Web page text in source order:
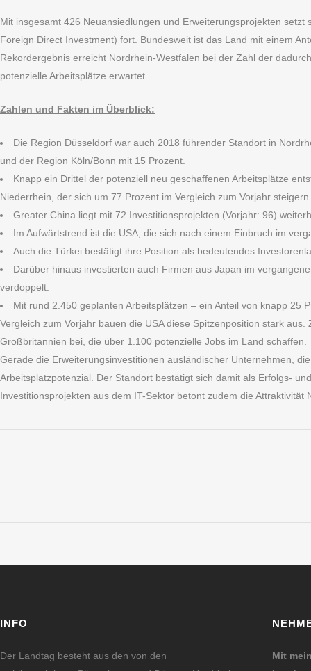
Mit insgesamt 426 Neuansiedlungen und Erweiterungsprojekten
Foreign Direct Investment) fort. Bundesweit ist das Land mit einem
Rekordergebnis erreicht Nordrhein-Westfalen bei der Zahl der
potenzielle Arbeitsplätze erwartet.
Zahlen und Fakten im Überblick:
Die Region Düsseldorf war auch 2018 führender Standort in
und der Region Köln/Bonn mit 15 Prozent.
Knapp ein Drittel der potenziell neu geschaffenen Arbeitsplätze
Niederrhein, der sich um 77 Prozent im Vergleich zum Vorjahr
Greater China liegt mit 72 Investitionsprojekten (Vorjahr: 96)
Im Aufwärtstrend ist die USA, die sich nach einem Einbruch im
Auch die Türkei bestätigt ihre Position als bedeutendes
Darüber hinaus investierten auch Firmen aus Japan im
verdoppelt.
Mit rund 2.450 geplanten Arbeitsplätzen – ein Anteil von knapp
Vergleich zum Vorjahr bauen die USA diese Spitzenposition stark
Großbritannien bei, die über 1.100 potenzielle Jobs im Land schaffen.
Gerade die Erweiterungsinvestitionen ausländischer Unternehmen,
Arbeitsplatzpotenzial. Der Standort bestätigt sich damit als Erfolgs-
Investitionsprojekten aus dem IT-Sektor betont zudem die
INFO
Der Landtag besteht aus den von den
Mit